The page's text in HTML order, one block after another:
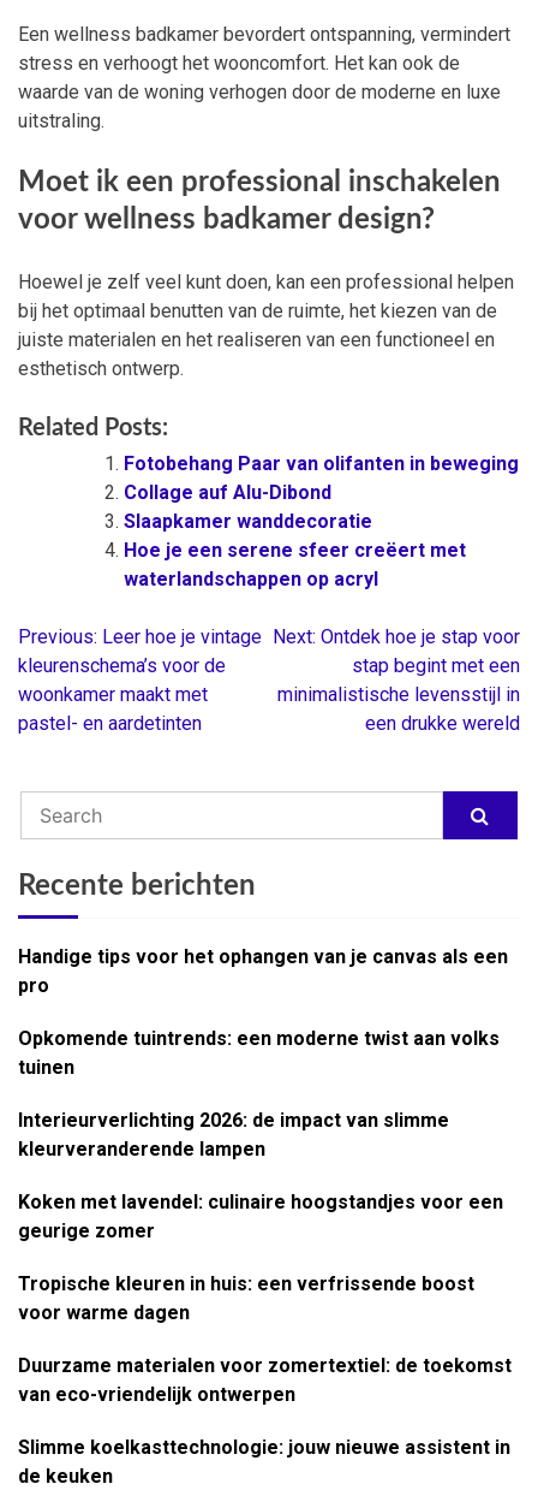
Een wellness badkamer bevordert ontspanning, vermindert
stress en verhoogt het wooncomfort. Het kan ook de
waarde van de woning verhogen door de moderne en luxe
uitstraling.
Moet ik een professional inschakelen
voor wellness badkamer design?
Hoewel je zelf veel kunt doen, kan een professional helpen
bij het optimaal benutten van de ruimte, het kiezen van de
juiste materialen en het realiseren van een functioneel en
esthetisch ontwerp.
Related Posts:
Fotobehang Paar van olifanten in beweging
Collage auf Alu-Dibond
Slaapkamer wanddecoratie
Hoe je een serene sfeer creëert met
waterlandschappen op acryl
Berichtnavigatie
Previous: Leer hoe je vintage
kleurenschema’s voor de
woonkamer maakt met
pastel- en aardetinten
Next: Ontdek hoe je stap voor
stap begint met een
minimalistische levensstijl in
een drukke wereld
Recente berichten
Handige tips voor het ophangen van je canvas als een
pro
Opkomende tuintrends: een moderne twist aan volks
tuinen
Interieurverlichting 2026: de impact van slimme
kleurveranderende lampen
Koken met lavendel: culinaire hoogstandjes voor een
geurige zomer
Tropische kleuren in huis: een verfrissende boost
voor warme dagen
Duurzame materialen voor zomertextiel: de toekomst
van eco-vriendelijk ontwerpen
Slimme koelkasttechnologie: jouw nieuwe assistent in
de keuken